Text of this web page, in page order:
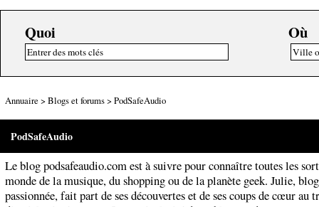
Quoi Où
Annuaire > Blogs et forums> PodSafeAudio
PodSafeAudio
Le blog podsafeaudio.com est à suivre pour connaître toutes les
monde de la musique, du shopping ou de la planète geek. Julie,
passionnée, fait part de ses découvertes et de ses coups de cœur au